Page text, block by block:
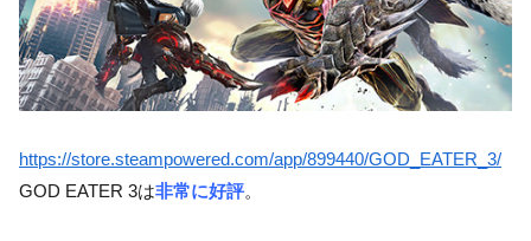
https://store.steampowered.com/app/899440/GOD_EATER_3/
GOD EATER 3は非常に好評。